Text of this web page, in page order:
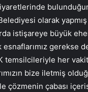
olarak
istişareye büyük
gerekse
temsilcileriyle her
bize iletmiş
çözmenin çabası